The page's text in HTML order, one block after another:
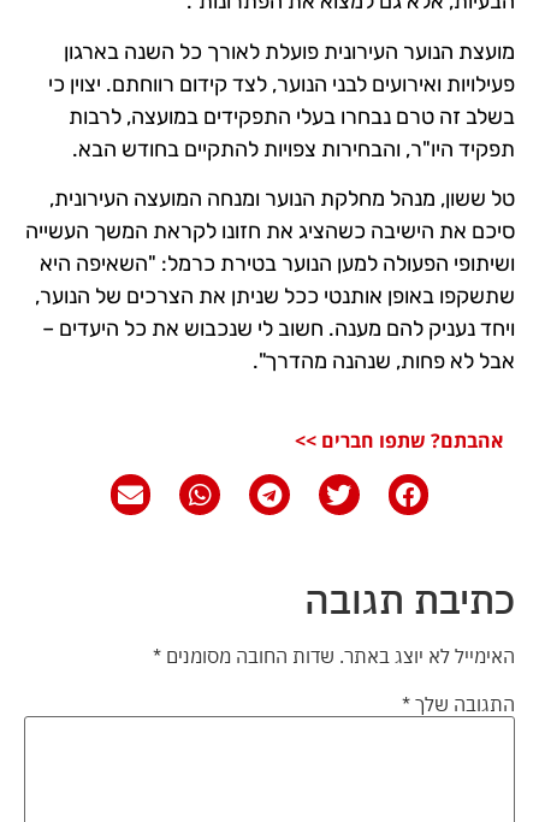
מועצת הנוער העירונית פועלת לאורך כל השנה בארגון
פעילויות ואירועים לבני הנוער, לצד קידום רווחתם. יצוין כי
בשלב זה טרם נבחרו בעלי התפקידים במועצה, לרבות
תפקיד היו"ר, והבחירות צפויות להתקיים בחודש הבא.
טל ששון, מנהל מחלקת הנוער ומנחה המועצה העירונית,
סיכם את הישיבה כשהציג את חזונו לקראת המשך העשייה
ושיתופי הפעולה למען הנוער בטירת כרמל: "השאיפה היא
שתשקפו באופן אותנטי ככל שניתן את הצרכים של הנוער,
ויחד נעניק להם מענה. חשוב לי שנכבוש את כל היעדים –
אבל לא פחות, שנהנה מהדרך".
אהבתם? שתפו חברים >>
כתיבת תגובה
האימייל לא יוצג באתר. שדות החובה מסומנים *
התגובה שלך *